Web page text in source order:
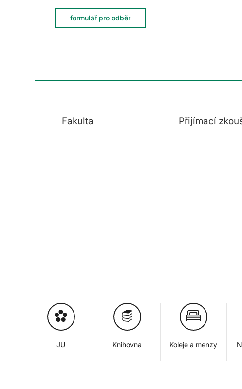
formulář pro odběr
Fakulta Přijímací
JU Knihovna Koleje a menzy